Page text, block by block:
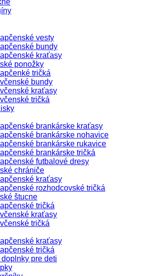
vesty
bundy
kraťasy
ponožky
tričká
bundy
kraťasy
tričká
brankárske kraťasy
brankárske nohavice
brankárske rukavice
brankárske tričká
futbalové dresy
chrániče
kraťasy
rozhodcovské tričká
štucne
tričká
kraťasy
tričká
kraťasy
tričká
pre deti